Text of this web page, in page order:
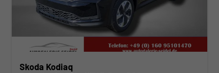
Skoda Kodiaq